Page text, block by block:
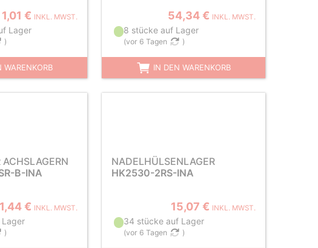
1,01 € INKL. MWST.
Lager
)
WARENKORB
54,34 € INKL. MWST.
8 stücke auf Lager
(vor 6 Tagen )
IN DEN WARENKORB
ACHSLAGERN
B-INA
€ INKL. MWST.
)
NADELHÜLSENLAGER
HK2530-2RS-INA
15,07 € INKL. MWST.
34 stücke auf Lager
(vor 6 Tagen )